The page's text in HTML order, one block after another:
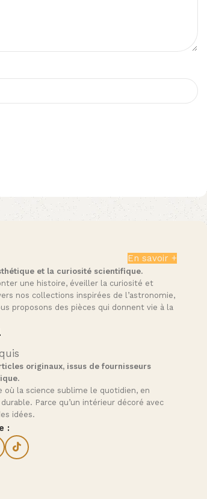
En savoir +
et la curiosité scientifique.
une histoire, éveiller la curiosité et
nos collections inspirées de l’astronomie,
proposons des pièces qui donnent vie à la
originaux, issus de fournisseurs
la science sublime le quotidien, en
Parce qu’un intérieur décoré avec
idées.
: